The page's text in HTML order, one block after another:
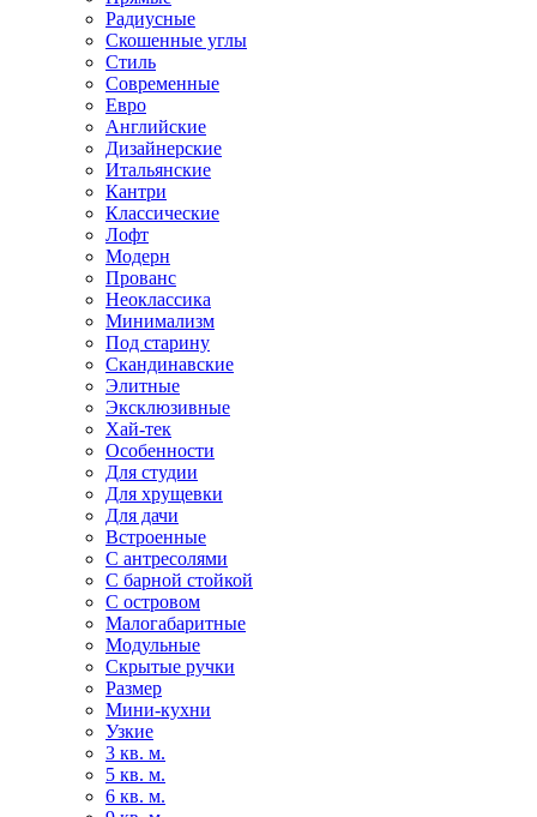
Радиусные
Скошенные углы
Стиль
Современные
Евро
Английские
Дизайнерские
Итальянские
Кантри
Классические
Лофт
Модерн
Прованс
Неоклассика
Минимализм
Под старину
Скандинавские
Элитные
Эксклюзивные
Хай-тек
Особенности
Для студии
Для хрущевки
Для дачи
Встроенные
С антресолями
С барной стойкой
С островом
Малогабаритные
Модульные
Скрытые ручки
Размер
Мини-кухни
Узкие
3 кв. м.
5 кв. м.
6 кв. м.